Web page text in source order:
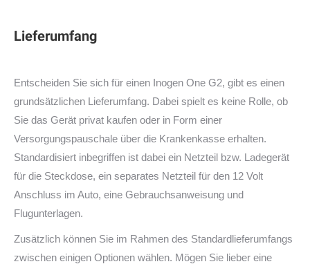
Lieferumfang
Entscheiden Sie sich für einen Inogen One G2, gibt es einen
grundsätzlichen Lieferumfang. Dabei spielt es keine Rolle, ob
Sie das Gerät privat kaufen oder in Form einer
Versorgungspauschale über die Krankenkasse erhalten.
Standardisiert inbegriffen ist dabei ein Netzteil bzw. Ladegerät
für die Steckdose, ein separates Netzteil für den 12 Volt
Anschluss im Auto, eine Gebrauchsanweisung und
Flugunterlagen.
Zusätzlich können Sie im Rahmen des Standardlieferumfangs
zwischen einigen Optionen wählen. Mögen Sie lieber eine